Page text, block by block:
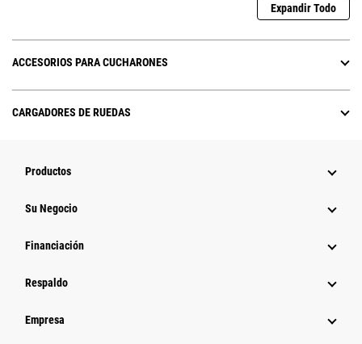
Expandir Todo
ACCESORIOS PARA CUCHARONES
CARGADORES DE RUEDAS
Productos
Su Negocio
Financiación
Respaldo
Empresa